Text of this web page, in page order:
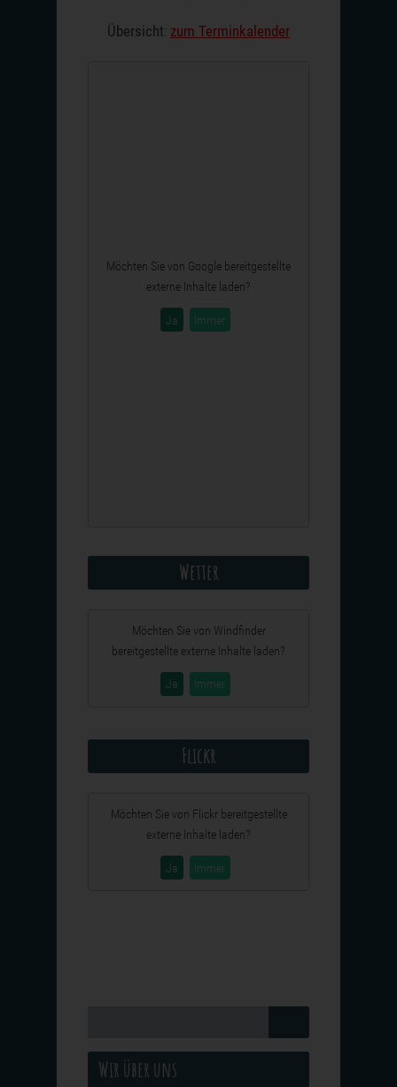
Übersicht: zum Terminkalender
Möchten Sie von Google bereitgestellte
externe Inhalte laden?
Ja Immer
Wetter
Möchten Sie von Windfinder
bereitgestellte externe Inhalte laden?
Ja Immer
Flickr
Möchten Sie von Flickrbereitgestellte
externe Inhalte laden?
Ja Immer
Wir über uns